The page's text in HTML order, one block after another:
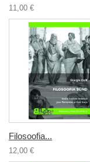
11,00 €
Filosoofia...
12,00 €